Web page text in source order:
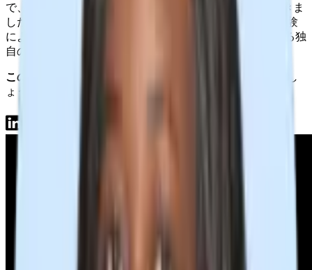
で、エントリーレベルからC-suiteまでの採用を担当してきま
した。
キャリアアドバイザーとリクルーターの両方の経験
により、採用プロセス全体で人間的なつながりを維持する独
自の視点を持っています。
このイベントを共有
知り合いのリクルーターと共有しまし
ょう！